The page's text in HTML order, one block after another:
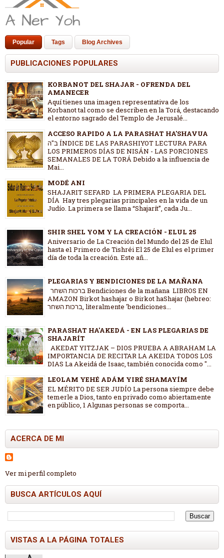
Popular Tags Blog Archives
PUBLICACIONES POPULARES
KORBANOT DEL SHAJAR - OFRENDA DEL
AMANECER
Aquí tienes una imagen representativa de los
Korbanot tal como se describen en la Torá, destacando
el entorno sagrado del Templo de Jerusalé...
ACCESO RAPIDO A LA PARASHAT HA'SHAVUA
ב"ה ÍNDICE DE LAS PARASHIYOT LECTURA PARA
LOS PRIMEROS DÍAS DE NISÁN - LAS PORCIONES
SEMANALES DE LA TORÁ Debido a la influencia de
Mai...
MODÉ ANI
SHAJARIT SEFARD LA PRIMERA PLEGARIA DEL
DÍA Hay tres plegarias principales en la vida de un
Judío. La primera se llama “Shajarít”, cada Ju...
SHIR SHEL YOM Y LA CREACIÓN - ELUL 25
Aniversario de La Creación del Mundo del 25 de Elul
hasta e1 Primero de Tishréi El 25 de Elul es el primer
día de toda la creación. Este añ...
PLEGARIAS Y BENDICIONES DE LA MAÑANA
AMAZON Birkot hashajar o Birkot haShajar (hebreo:
ברכות השחר, literalmente 'bendiciones...
PARASHAT HA'AKEDÁ - EN LAS PLEGARIAS DE
SHAJARÍT
AKEDAT YITZJAK – DIOS PRUEBA A ABRAHAM LA
IMPORTANCIA DE RECITAR LA AKEIDA TODOS LOS
DIAS La Akeidá de Isaac, también conocida como "...
LEOLAM YEHÉ ADÁM YIRÉ SHAMAYÍM
EL MÉRITO DE SER JUDÍO La persona siempre debe
temerle a Dios, tanto en privado como abiertamente
en público, 1 Algunas personas se comporta...
ACERCA DE MI
Ver mi perfil completo
BUSCA ARTÍCULOS AQUÍ
VISTAS A LA PÁGINA TOTALES